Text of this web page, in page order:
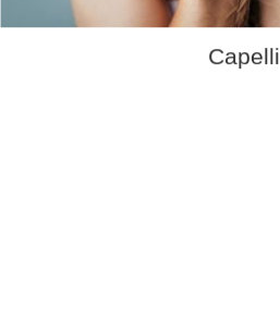
Capelli